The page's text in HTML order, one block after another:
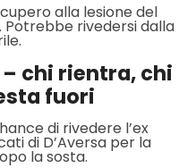
alla lesione del
rivedersi dalla
chi rientra, chi
fuori
di rivedere l’ex
di D’Aversa per la
la sosta.